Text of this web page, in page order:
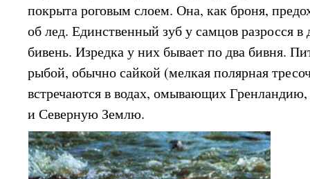
покрыта роговым слоем. Она, как броня,
об лед. Единственный зуб у самцов разросся в
бивень. Изредка у них бывает по два бивня.
рыбой, обычно сайкой (мелкая полярная
встречаются в водах, омывающих
и Северную Землю.